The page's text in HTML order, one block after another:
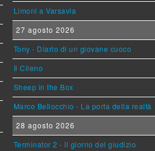
Limoni a Varsavia
27 agosto 2026
Tony - Diario di un giovane cuoco
Il Cileno
Sheep in the Box
Marco Bellocchio - La porta della realtà
28 agosto 2026
Terminator 2 - Il giorno del giudizio